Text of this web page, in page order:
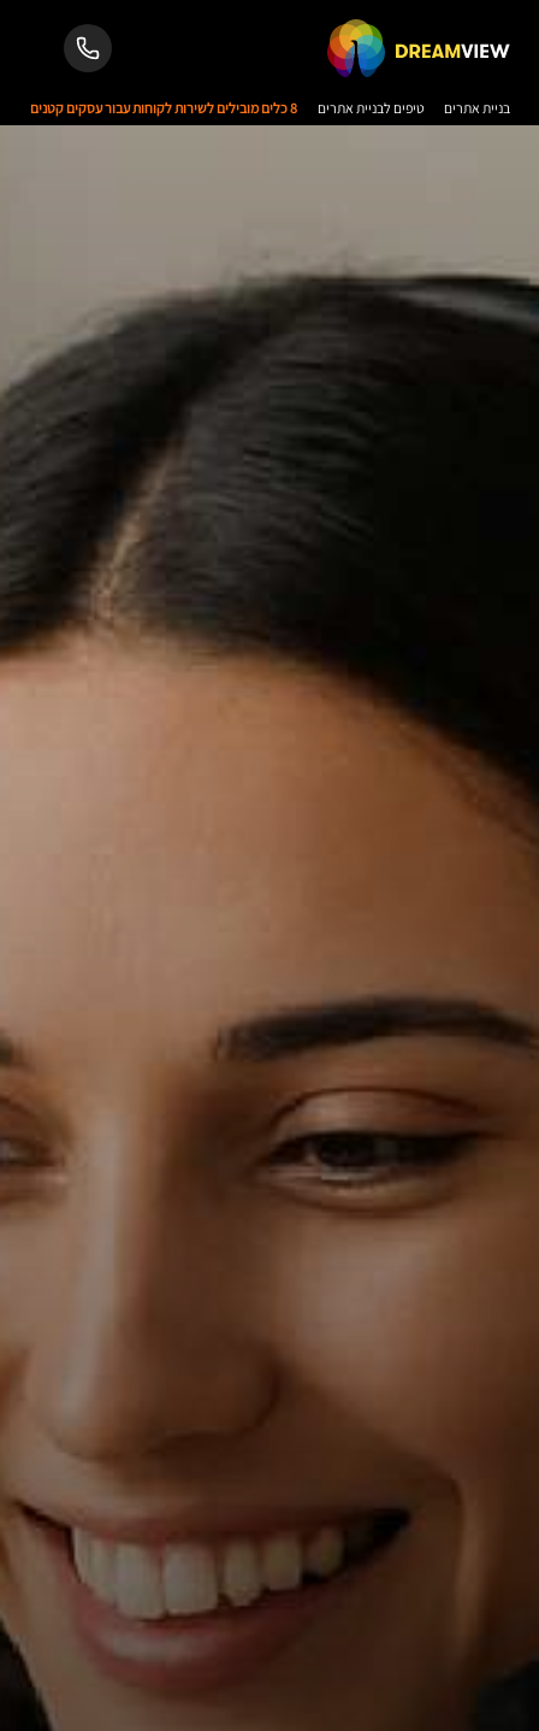
בניית אתרים טיפים לבניית אתרים 8 כלים מובילים לשירות לקוחות עבור עסקים קטנים